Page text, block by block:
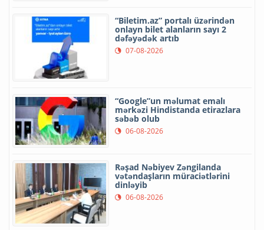
“Biletim.az” portalı üzərindən
onlayn bilet alanların sayı 2
dəfəyədək artıb
07-08-2026
“Google”un məlumat emalı
mərkəzi Hindistanda etirazlara
səbəb olub
06-08-2026
Rəşad Nəbiyev Zəngilanda
vətəndaşların müraciətlərini
dinləyib
06-08-2026